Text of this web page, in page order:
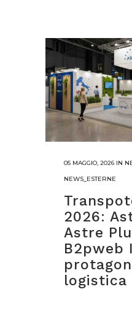
05 MAGGIO, 2026 IN
NEWS_ESTERNE
2026:
Astre
B2pweb
logistica